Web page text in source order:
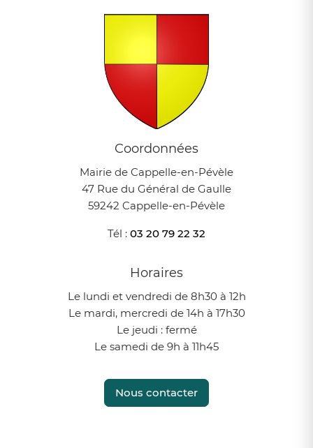
Coordonnées
Mairie de Cappelle-en-Pévèle
47 Rue du Général de Gaulle
59242 Cappelle-en-Pévèle
Tél : 03 20 79 22 32
Horaires
Le lundi et vendredi de 8h30 à 12h
Le mardi, mercredi de 14h à 17h30
Le jeudi : fermé
Le samedi de 9h à 11h45
Nous contacter